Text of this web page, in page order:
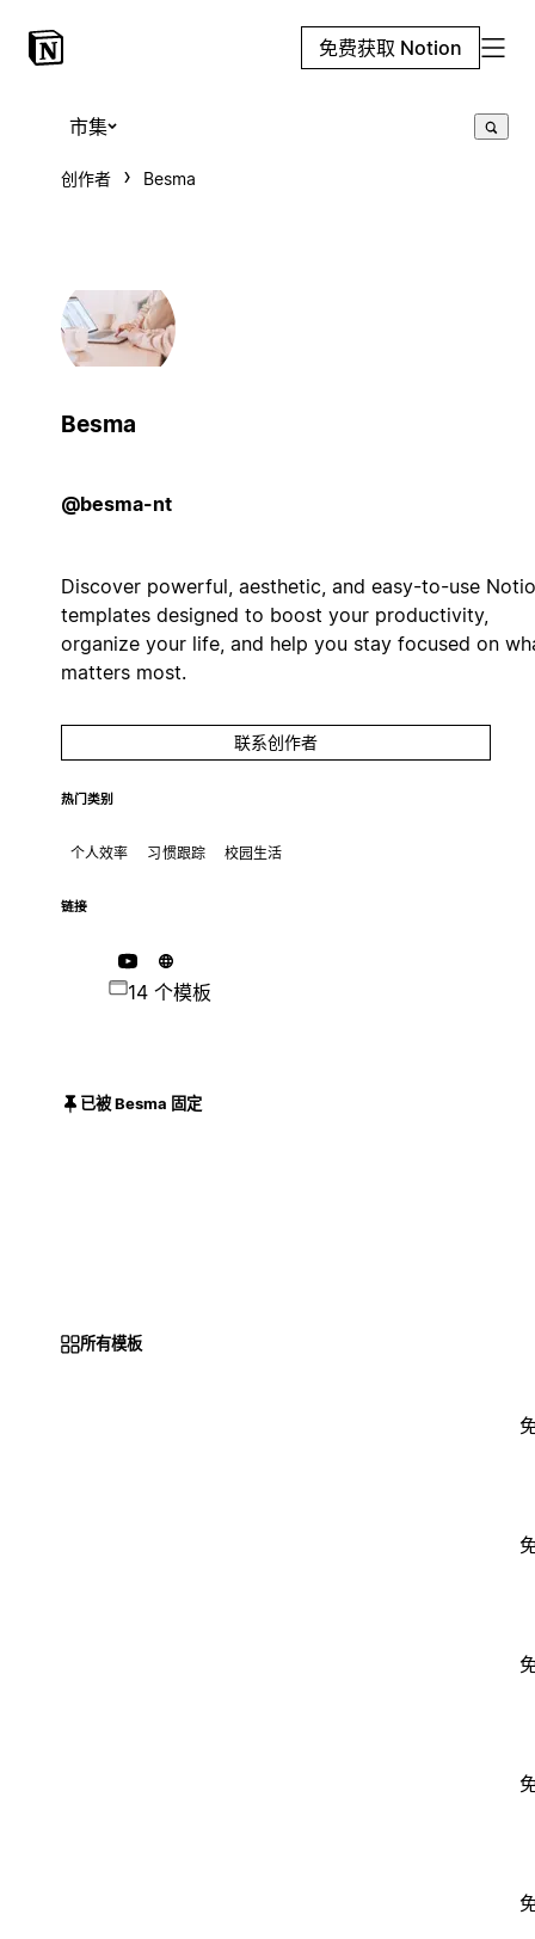
免费获取 Notion
市集
创作者 Besma
Besma
@besma-nt
Discover powerful, aesthetic, and easy-to-use
templates designed to boost your productivity,
organize your life, and help you stay focused on
matters most.
联系创作者
热门类别
个人效率 习惯跟踪 校园生活
链接
14 个模板
已被 Besma 固定
所有模板